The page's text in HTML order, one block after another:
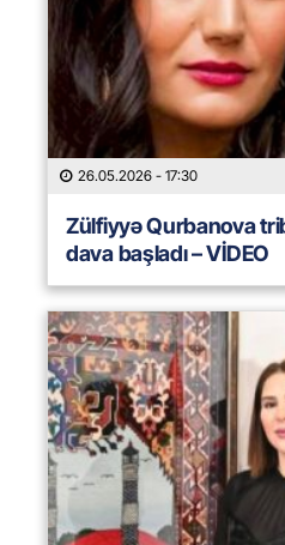
26.05.2026 - 17:30
Zülfiyyə Qurbanova
dava başladı – VİDEO